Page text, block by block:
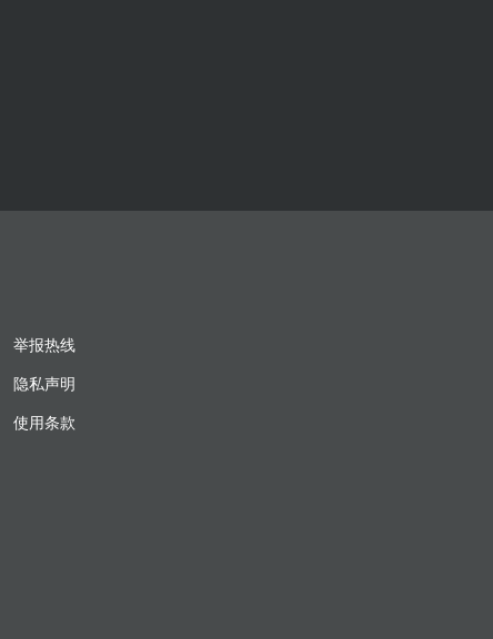
举报热线
隐私声明
使用条款